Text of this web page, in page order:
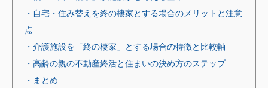
・自宅・住み替えを終の棲家とする場合のメリットと注意
点
・介護施設を「終の棲家」とする場合の特徴と比較軸
・高齢の親の不動産終活と住まいの決め方のステップ
・まとめ